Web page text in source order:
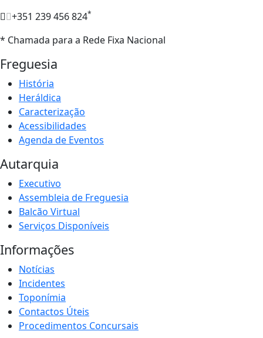
+351 239 456 824*
* Chamada para a Rede Fixa Nacional
Freguesia
História
Heráldica
Caracterização
Acessibilidades
Agenda de Eventos
Autarquia
Executivo
Assembleia de Freguesia
Balcão Virtual
Serviços Disponíveis
Informações
Notícias
Incidentes
Toponímia
Contactos Úteis
Procedimentos Concursais